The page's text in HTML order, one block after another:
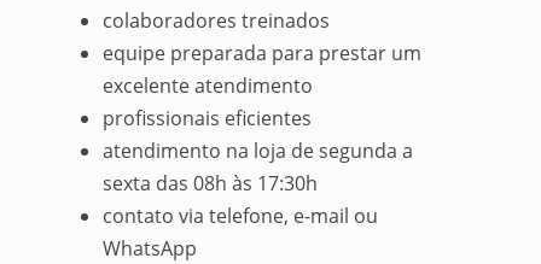
colaboradores treinados
equipe preparada para prestar um
excelente atendimento
profissionais eficientes
atendimento na loja de segunda a
sexta das 08h às 17:30h
contato via telefone, e-mail ou
WhatsApp